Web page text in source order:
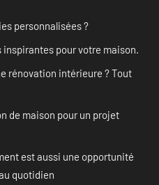
personnalisées ?
pour votre maison.
rénovation intérieure ? Tout
de maison pour un projet
est aussi une opportunité
quotidien